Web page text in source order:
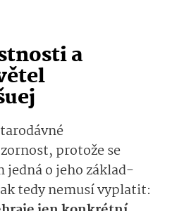
a
protože se
jedná ojeho základ­
tedy nemusí vyplatit: